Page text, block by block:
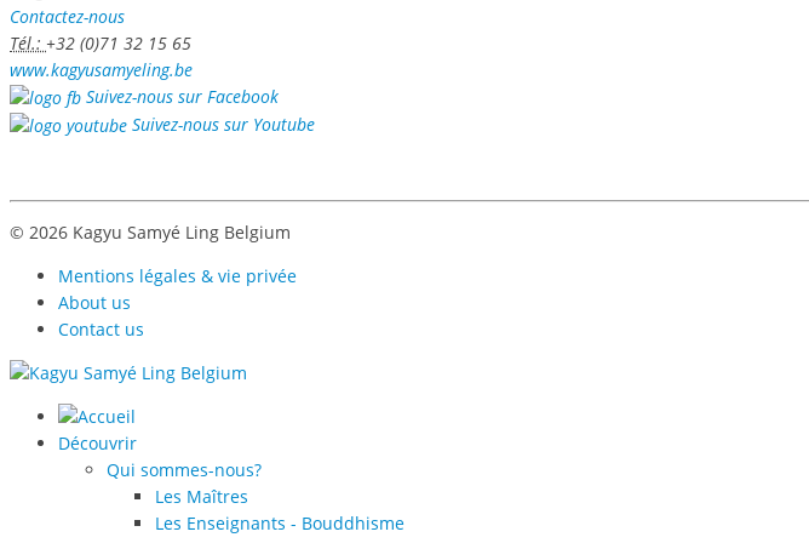
Contactez-nous
Tél.: +32 (0)71 32 15 65
www.kagyusamyeling.be
Suivez-nous sur Facebook
Suivez-nous sur Youtube
© 2026 Kagyu Samyé Ling Belgium
Mentions légales & vie privée
About us
Contact us
Découvrir
Qui sommes-nous?
Les Maîtres
Les Enseignants - Bouddhisme